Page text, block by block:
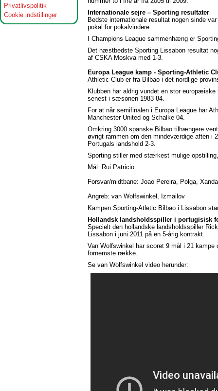
Privatlivspolitik
Cookie indstillinger
Internationale sejre – Sporting resultater
Bedste internationale resultat nogen sinde
pokal for pokalvindere.
I Champions League sammenhæng er
Det næstbedste Sporting Lissabon resultat
af CSKA Moskva med 1-3.
Europa League kamp - Sporting-Athletic
Athletic Club er fra Bilbao i det nordlige
Klubben har aldrig vundet en stor
senest i sæsonen 1983-84.
For at når semifinalen i Europa League har
Manchester United og Schalke 04.
Omkring 3000 spanske Bilbao tilhængere
øvrigt rammen om den mindeværdige aften i
Portugals landshold 2-3.
Sporting stiller med stærkest mulige
Mål: Rui Patricio
Forsvar/midtbane: Joao Pereira, Polga,
Angreb: van Wolfswinkel, Izmailov
Kampen Sporting-Atletic Bilbao i Lissabon
Hollandsk landsholdsspiller i portugisisk
Specielt den hollandske landsholdsspiller
Lissabon i juni 2011 på en 5-årig kontrakt.
Van Wolfswinkel har scoret 9 mål i 21
fornemste række.
Se van Wolfswinkel video herunder: